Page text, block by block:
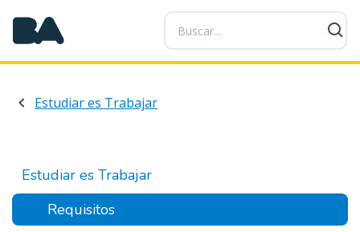
P
a
s
a
e
Estudiar es Trabajar
Estudiar es Trabajar
Requisitos